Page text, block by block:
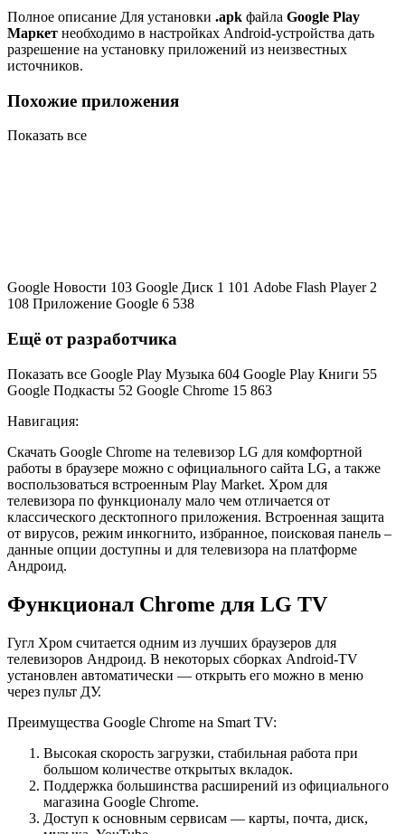
Полное описание Для установки .apk файла Google Play
Маркет необходимо в настройках Android-устройства дать
разрешение на установку приложений из неизвестных
источников.
Похожие приложения
Показать все
Google Новости 103 Google Диск 1 101 Adobe Flash Player 2
108 Приложение Google 6 538
Ещё от разработчика
Показать все Google Play Музыка 604 Google Play Книги 55
Google Подкасты 52 Google Chrome 15 863
Навигация:
Скачать Google Chrome на телевизор LG для комфортной
работы в браузере можно с официального сайта LG, а также
воспользоваться встроенным Play Market. Хром для
телевизора по функционалу мало чем отличается от
классического десктопного приложения. Встроенная защита
от вирусов, режим инкогнито, избранное, поисковая панель –
данные опции доступны и для телевизора на платформе
Андроид.
Функционал Chrome для LG TV
Гугл Хром считается одним из лучших браузеров для
телевизоров Андроид. В некоторых сборках Android-TV
установлен автоматически — открыть его можно в меню
через пульт ДУ.
Преимущества Google Chrome на Smart TV:
Высокая скорость загрузки, стабильная работа при
большом количестве открытых вкладок.
Поддержка большинства расширений из официального
магазина Google Chrome.
Доступ к основным сервисам — карты, почта, диск,